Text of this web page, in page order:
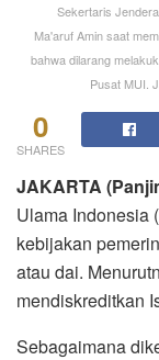
Sekertaris
Ma'aruf Amin saat
bahwa dilarang
Pusat MUI.
0
SHARES
JAKARTA
Ulama Indonesia
kebijakan
atau dai.
mendiskreditkan
Sebagaimana